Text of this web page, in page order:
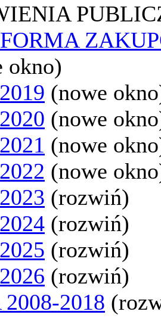
okno)
(nowe
(nowe
(nowe
(nowe
(rozwiń)
(rozwiń)
(rozwiń)
(rozwiń)
2018